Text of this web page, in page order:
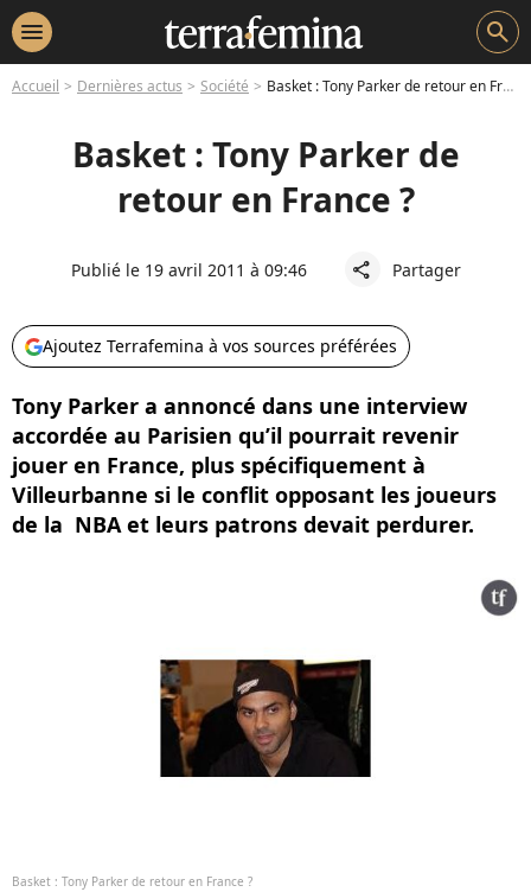
menu search
Accueil Dernières actus Société Basket : Tony Parker de retour en France ?
Basket : Tony Parker de
retour en France ?
Publié le 19 avril 2011 à 09:46 share Partager
Ajoutez Terrafemina à vos sources préférées
Tony Parker a annoncé dans une interview
accordée au Parisien qu’il pourrait revenir
jouer en France, plus spécifiquement à
Villeurbanne si le conflit opposant les joueurs
de la NBA et leurs patrons devait perdurer.
Basket : Tony Parker de retour en France ?